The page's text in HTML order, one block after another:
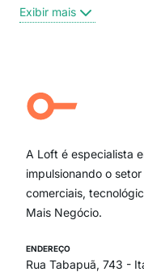
Centro
Campo Belo
Ipiranga
Paraíso
Itaim Bibi
Exibir mais
A Loft é especialista
impulsionando o
comerciais,
Mais Negócio.
ENDEREÇO
Rua Tabapuã, 743 -